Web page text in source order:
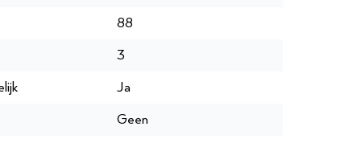
88
3
Ja
Geen